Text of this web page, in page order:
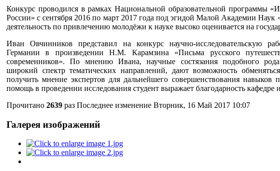
Конкурс проводился в рамках Национальной образовательной программы
России» с сентября 2016 по март 2017 года под эгидой Малой Академии Наук
деятельность по привлечению молодёжи к науке высоко оценивается на
Иван Овчинников представил на конкурс научно-исследовательскую
Германии в произведении Н.М. Карамзина «Письма русского
современников». По мнению Ивана, научные состязания подобного
широкий спектр тематических направлений, дают возможность
получить мнение экспертов для дальнейшего совершенствования навыков
помощь в проведении исследования студент выражает благодарность
Прочитано 2639 раз Последнее изменение Вторник, 16 Май 2017 10:07
Галерея изображений